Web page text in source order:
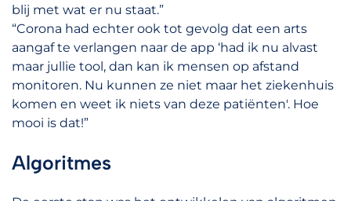
blij met wat er nu staat.”
“Corona had echter ook tot gevolg dat een arts
aangaf te verlangen naar de app ‘had ik nu alvast
maar jullie tool, dan kan ik mensen op afstand
monitoren. Nu kunnen ze niet maar het ziekenhuis
komen en weet ik niets van deze patiënten'. Hoe
mooi is dat!”
Algoritmes